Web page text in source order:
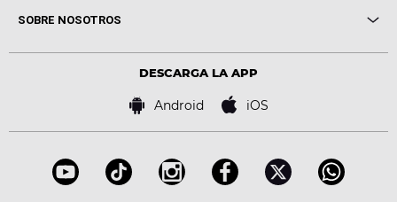
Locutores Europa FM
Cine y Televisión
Virales
SOBRE NOSOTROS
Bases de concursos
DESCARGA LA APP
Android iOS